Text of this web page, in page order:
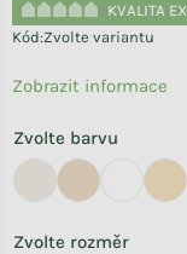
KVALITA
Kód:Zvolte variantu
Zvolte barvu
Zvolte rozměr
Zobrazit informace